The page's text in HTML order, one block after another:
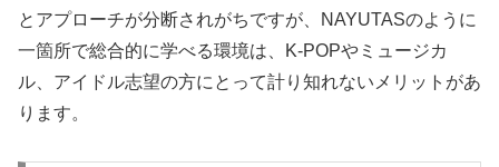
とアプローチが分断されがちですが、NAYUTASのように
一箇所で総合的に学べる環境は、K-POPやミュージカ
ル、アイドル志望の方にとって計り知れないメリットがあ
ります。